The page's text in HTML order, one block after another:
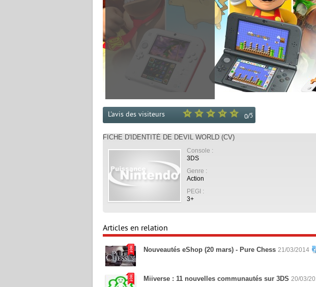
0/5
L'avis des visiteurs
FICHE D'IDENTITÉ DE DEVIL WORLD (CV)
Console :
3DS
Genre :
Action
PEGI :
3+
Articles en relation
Nouveautés eShop (20 mars) - Pure Chess 21/03/2014
Miiverse : 11 nouvelles communautés sur 3DS 20/03/